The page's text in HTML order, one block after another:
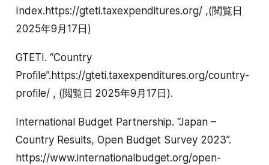
Index.https://gteti.taxexpenditures.org/ ,(閲覧日
2025年9月17日)
GTETI. “Country
Profile”.https://gteti.taxexpenditures.org/country-
profile/ , (閲覧日 2025年9月17日).
International Budget Partnership. “Japan –
Country Results, Open Budget Survey 2023”.
https://www.internationalbudget.org/open-